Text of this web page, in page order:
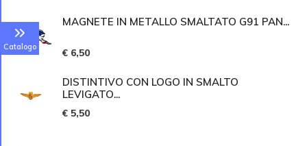
Catalogo
MAGNETE IN METALLO SMALTATO G91 PAN...
€ 6,50
DISTINTIVO CON LOGO IN SMALTO
LEVIGATO...
€ 5,50